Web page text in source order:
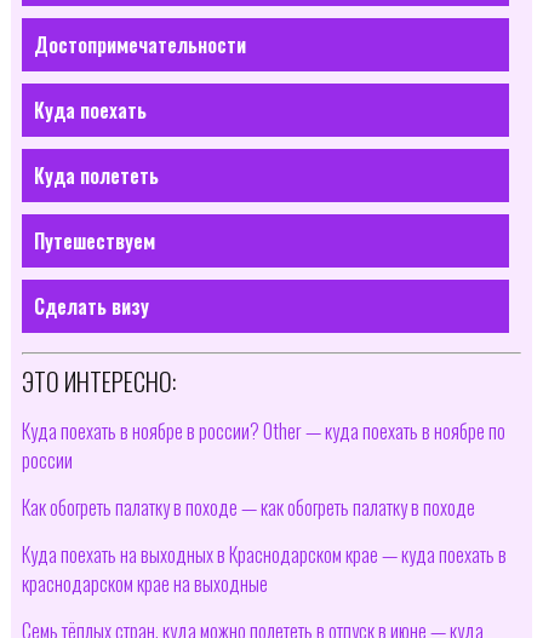
Достопримечательности
Куда поехать
Куда полететь
Путешествуем
Сделать визу
ЭТО ИНТЕРЕСНО:
Куда поехать в ноябре в россии? Other — куда поехать в ноябре по
россии
Как обогреть палатку в походе — как обогреть палатку в походе
Куда поехать на выходных в Краснодарском крае — куда поехать в
краснодарском крае на выходные
Семь тёплых стран, куда можно полететь в отпуск в июне — куда